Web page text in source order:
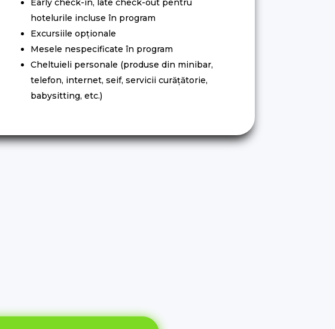
Early check-in, late check-out pentru
hotelurile incluse în program
Excursiile opționale
Mesele nespecificate în program
Cheltuieli personale (produse din minibar,
telefon, internet, seif, servicii curățătorie,
babysitting, etc.)